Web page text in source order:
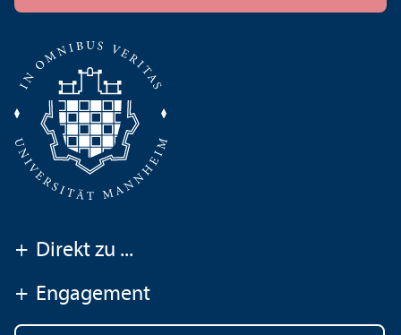
+ Direkt zu ...
+ Engagement